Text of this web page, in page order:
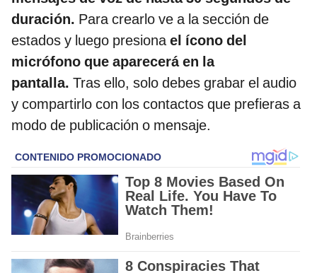
duración. Para crearlo ve a la sección de
estados y luego presiona el ícono del
micrófono que aparecerá en la
pantalla. Tras ello, solo debes grabar el audio
y compartirlo con los contactos que prefieras a
modo de publicación o mensaje.